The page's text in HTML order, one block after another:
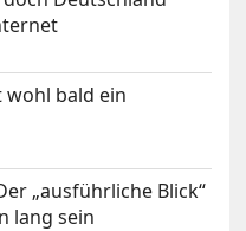
wohl bald ein
„ausführliche Blick“
lang sein